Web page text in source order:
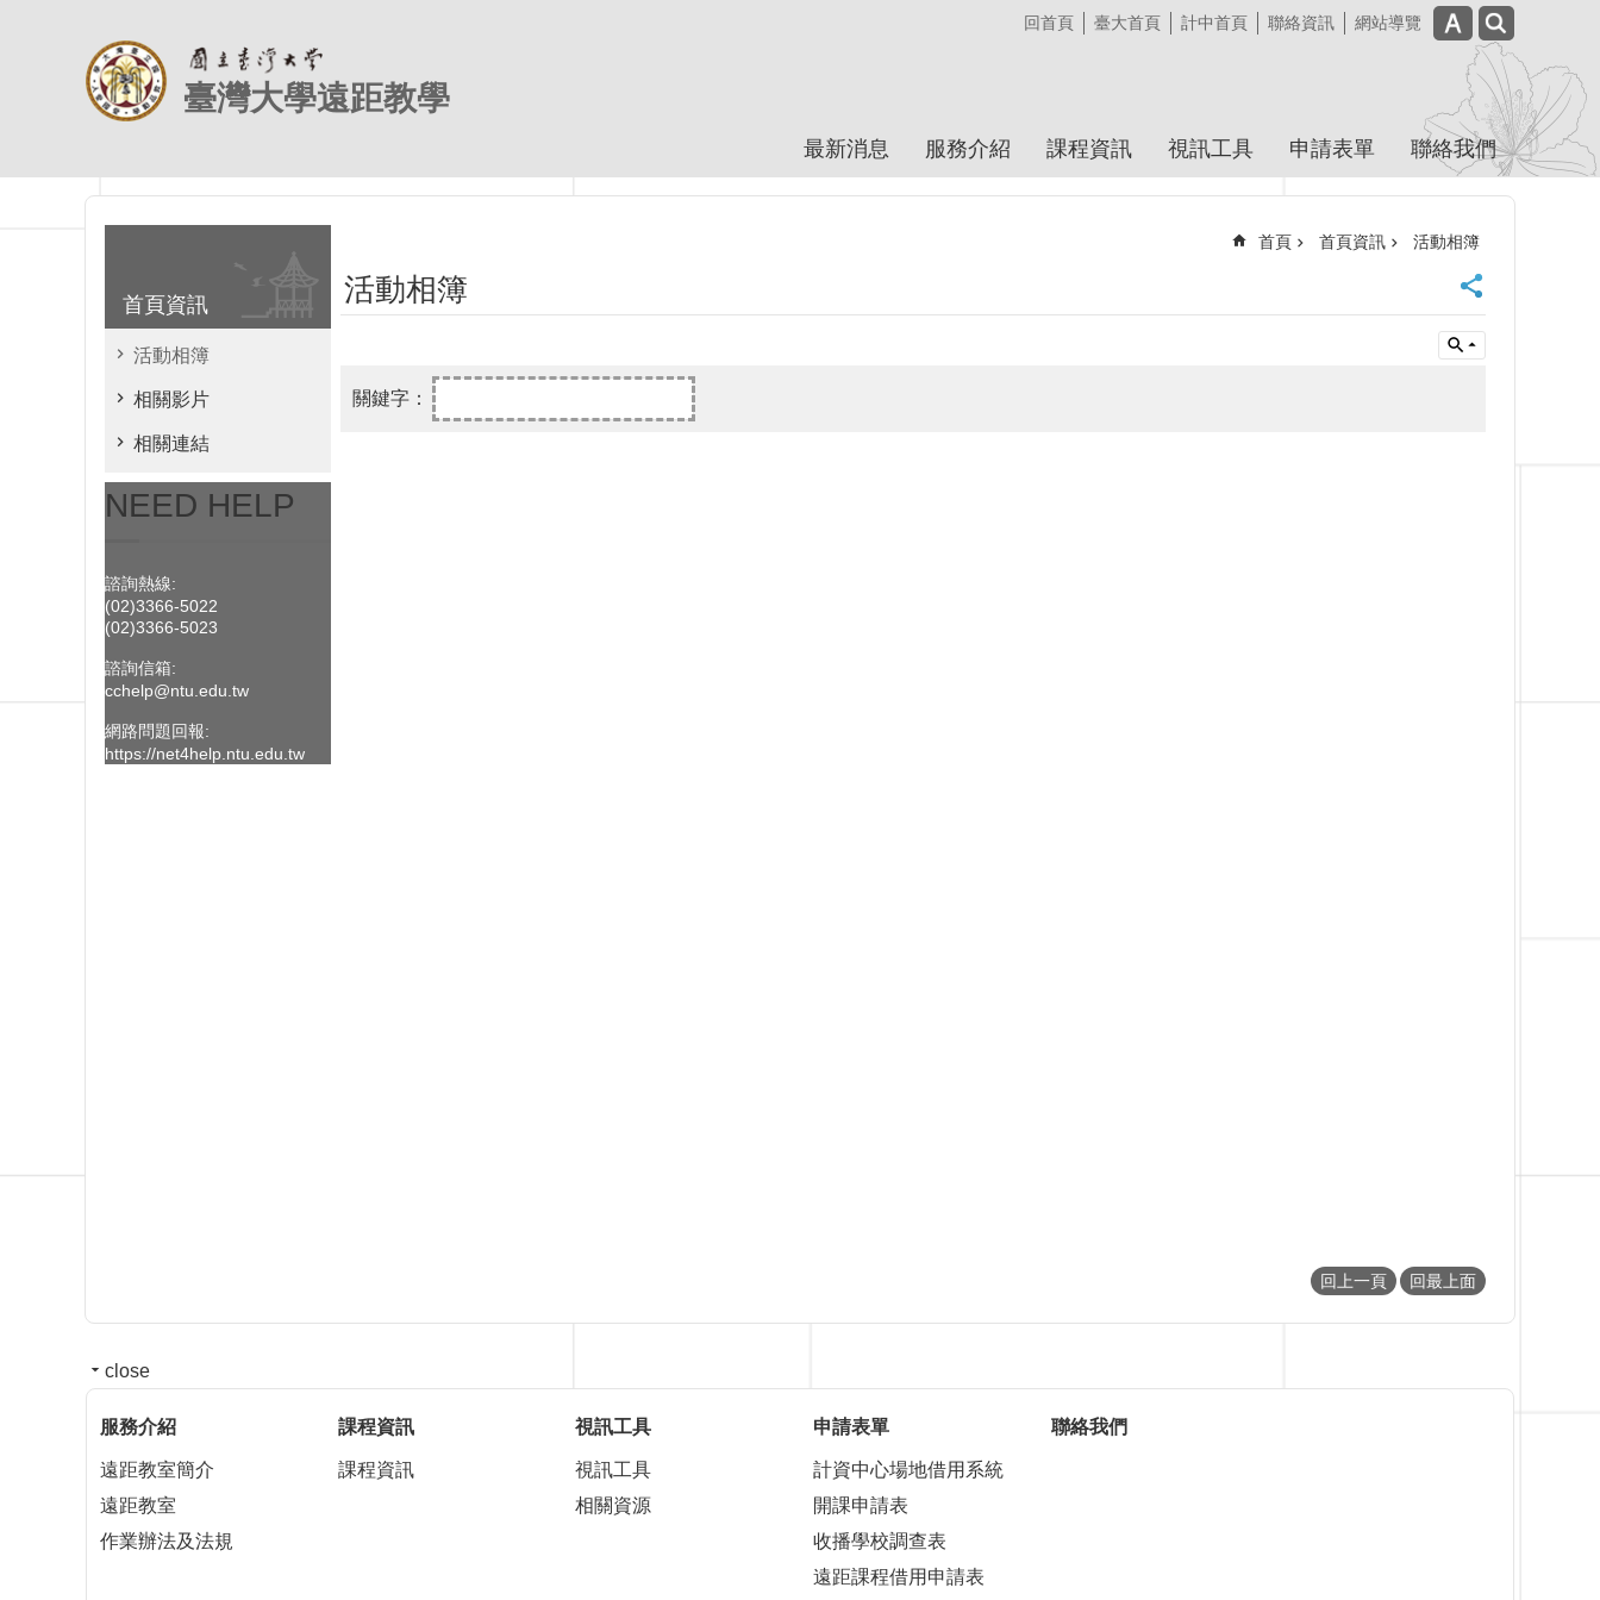
回首頁 臺大首頁 計中首頁 聯絡資訊 網站導覽
臺灣大學遠距教學
最新消息 服務介紹 課程資訊 視訊工具 申請表單 聯絡我們
首頁資訊
活動相簿
相關影片
相關連結
NEED HELP
諮詢熱線:
(02)3366-5022
(02)3366-5023
諮詢信箱:
cchelp@ntu.edu.tw
網路問題回報:
https://net4help.ntu.edu.tw
首頁 首頁資訊 活動相簿
活動相簿
回上一頁 回最上面
close
服務介紹
遠距教室簡介
遠距教室
作業辦法及法規
課程資訊
課程資訊
視訊工具
視訊工具
相關資源
申請表單
計資中心場地借用系統
開課申請表
收播學校調查表
遠距課程借用申請表
聯絡我們